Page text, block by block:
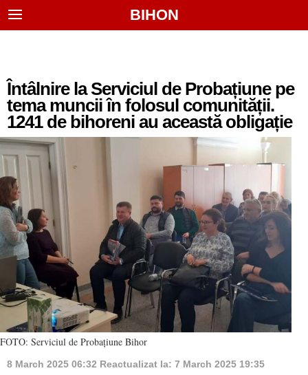
BIHON
Întâlnire la Serviciul de Probațiune pe
tema muncii în folosul comunității.
1241 de bihoreni au această obligație
FOTO: Serviciul de Probațiune Bihor
8 March 2025 06:32 Reactualizat la: 7 March 2025 19:35